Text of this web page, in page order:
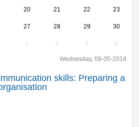
20 21 22 23
27 28 29 30
3 4 5 6
Wednesday, 09-05-2018
skills: Preparing a